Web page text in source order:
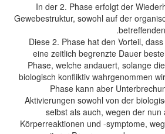
In der 2. Phase erfolgt der
Gewebestruktur, sowohl auf der
Diese 2. Phase hat den Vorteil,
eine zeitlich begrenzte Dauer
Phase, welche andauert, solange
biologisch konfliktiv wahrgenommen
Phase kann aber
Aktivierungen sowohl von der
selbst als auch, wegen der
Körperreaktionen und -symptome,